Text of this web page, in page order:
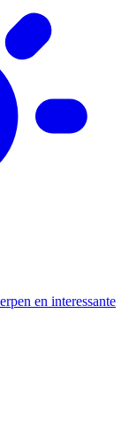
en interessante